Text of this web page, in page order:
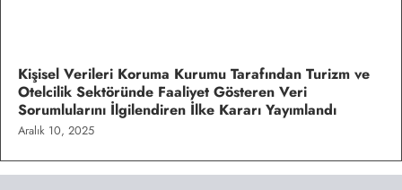
Kişisel Verileri Koruma Kurumu Tarafından Turizm ve
Otelcilik Sektöründe Faaliyet Gösteren Veri
Sorumlularını İlgilendiren İlke Kararı Yayımlandı
Aralık 10, 2025